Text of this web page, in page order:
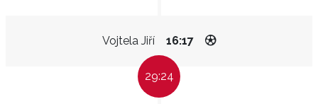
Vojtela Jiří 16:17
29:24